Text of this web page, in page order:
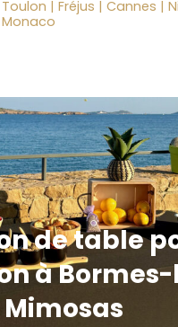
Toulon | Fréjus | Cannes |
Monaco
de table
à
Mimosas